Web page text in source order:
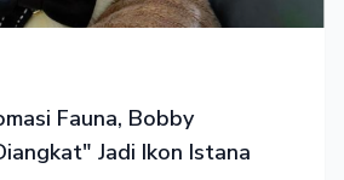
Fauna, Bobby
Jadi Ikon Istana